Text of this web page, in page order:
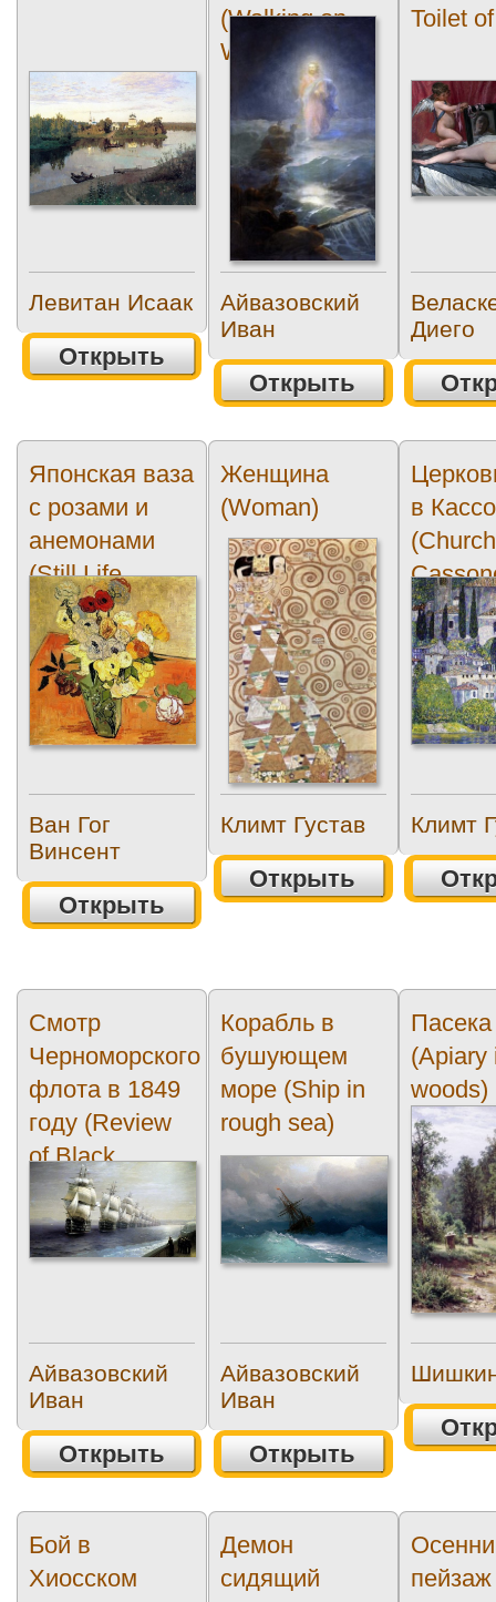
Левитан Исаак
Открыть
(Walking on
Water)
Айвазовский
Иван
Открыть
Toilet
Диего
Японская ваза
с розами и
анемонами
(Still Life...
Ван Гог
Винсент
Открыть
Женщина
(Woman)
Климт Густав
Открыть
в
Климт
Смотр
Черноморского
флота в 1849
году (Review
of Black...
Айвазовский
Иван
Открыть
Корабль в
бушующем
море (Ship in
rough sea)
Айвазовский
Иван
Открыть
(Apiary
woods)
Бой в
Хиосском
Демон
сидящий
пейзаж